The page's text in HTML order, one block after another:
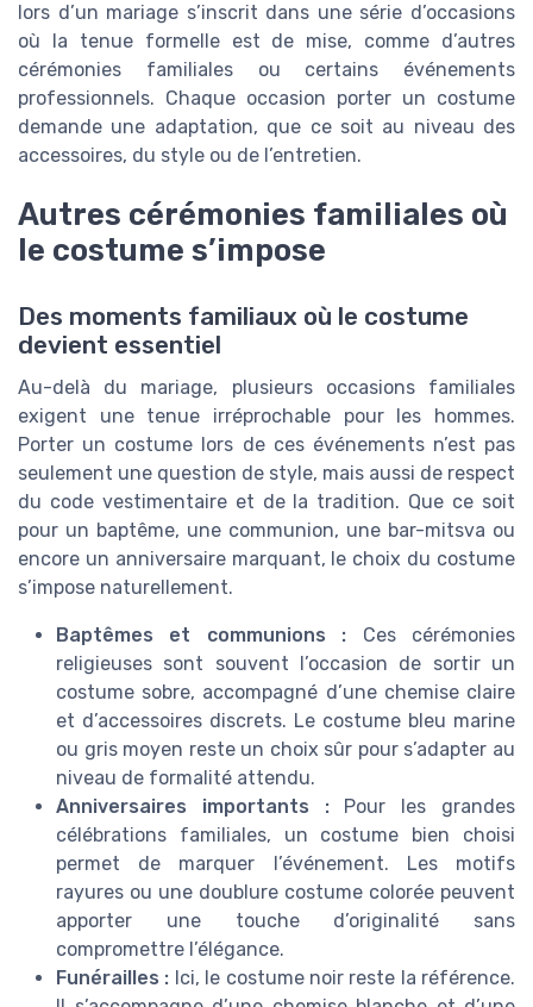
lors d’un mariage s’inscrit dans une série d’occasions
où la tenue formelle est de mise, comme d’autres
cérémonies familiales ou certains événements
professionnels. Chaque occasion porter un costume
demande une adaptation, que ce soit au niveau des
accessoires, du style ou de l’entretien.
Autres cérémonies familiales où
le costume s’impose
Des moments familiaux où le costume
devient essentiel
Au-delà du mariage, plusieurs occasions familiales
exigent une tenue irréprochable pour les hommes.
Porter un costume lors de ces événements n’est pas
seulement une question de style, mais aussi de respect
du code vestimentaire et de la tradition. Que ce soit
pour un baptême, une communion, une bar-mitsva ou
encore un anniversaire marquant, le choix du costume
s’impose naturellement.
Baptêmes et communions : Ces cérémonies
religieuses sont souvent l’occasion de sortir un
costume sobre, accompagné d’une chemise claire
et d’accessoires discrets. Le costume bleu marine
ou gris moyen reste un choix sûr pour s’adapter au
niveau de formalité attendu.
Anniversaires importants :Pour les grandes
célébrations familiales, un costume bien choisi
permet de marquer l’événement. Les motifs
rayures ou une doublure costume colorée peuvent
apporter une touche d’originalité sans
compromettre l’élégance.
Funérailles : Ici, le costume noir reste la référence.